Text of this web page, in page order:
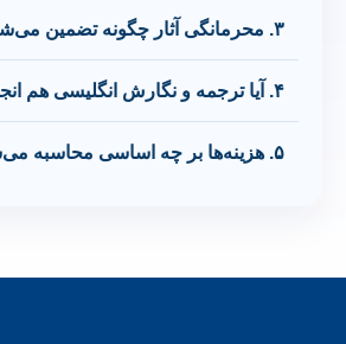
۳. محرمانگی آثار چگونه تضمین می‌شود؟
۴. آیا ترجمه و نگارش انگلیسی هم انجام می‌دهید؟
۵. هزینه‌ها بر چه اساسی محاسبه می‌شود؟